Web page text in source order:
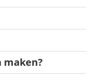
maken?